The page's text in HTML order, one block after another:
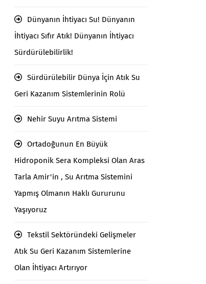
Dünyanın İhtiyacı Su! Dünyanın
İhtiyacı Sıfır Atık! Dünyanın İhtiyacı
Sürdürülebilirlik!
Sürdürülebilir Dünya İçin Atık Su
Geri Kazanım Sistemlerinin Rolü
Nehir Suyu Arıtma Sistemi
Ortadoğunun En Büyük
Hidroponik Sera Kompleksi Olan Aras
Tarla Amir'in , Su Arıtma Sistemini
Yapmış Olmanın Haklı Gururunu
Yaşıyoruz
Tekstil Sektöründeki Gelişmeler
Atık Su Geri Kazanım Sistemlerine
Olan İhtiyacı Artırıyor